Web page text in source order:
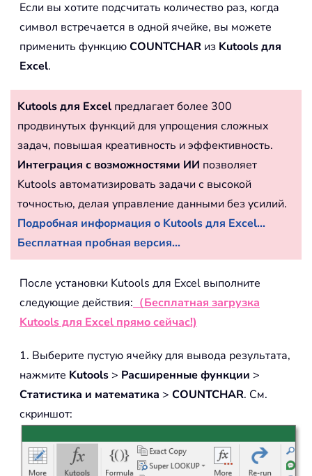
Если вы хотите подсчитать количество раз, когда
символ встречается в одной ячейке, вы можете
применить функциюCOUNTCHAR из Kutools для
Excel.
Kutools для Excel предлагает более 300
продвинутых функций для упрощения сложных
задач, повышая креативность и эффективность.
Интеграция с возможностями ИИ позволяет
Kutools автоматизировать задачи с высокой
точностью, делая управление данными без усилий.
Подробная информация о Kutools для Excel...
Бесплатная пробная версия...
После установки Kutools для Excel выполните
следующие действия: （Бесплатная загрузка
Kutools для Excel прямо сейчас!)
1. Выберите пустую ячейку для вывода результата,
нажмите Kutools > Расширенные функции >
Статистика и математика > COUNTCHAR. См.
скриншот: